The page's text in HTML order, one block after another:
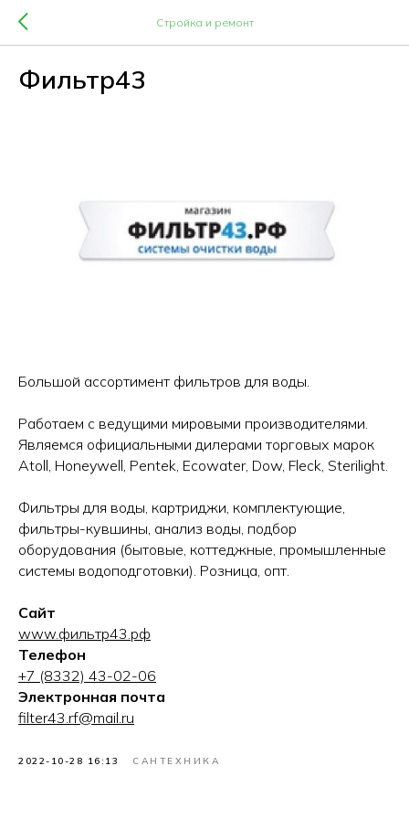
Стройка и ремонт
Фильтр43
Большой ассортимент фильтров для воды.
Работаем с ведущими мировыми производителями.
Являемся официальными дилерами торговых марок
Atoll, Honeywell, Pentek, Ecowater, Dow, Fleck, Sterilight.
Фильтры для воды, картриджи, комплектующие,
фильтры-кувшины, анализ воды, подбор
оборудования (бытовые, коттеджные, промышленные
системы водоподготовки). Розница, опт.
Сайт
www.фильтр43.рф
Телефон
+7 (8332) 43-02-06
Электронная почта
filter43.rf@mail.ru
2022-10-28 16:13 САНТЕХНИКА